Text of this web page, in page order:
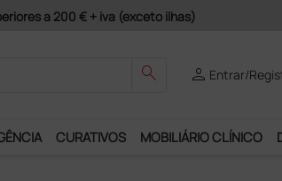
Satisfação!
search person Entrar/
CURATIVOS MOBILIÁRIO CLÍNICO